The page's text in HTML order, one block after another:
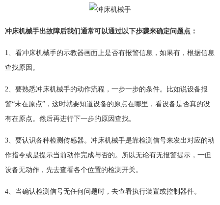
冲床机械手出故障后我们通常可以通过以下步骤来确定问题点：
1、看冲床机械手的示教器画面上是否有报警信息，如果有，根据信息
查找原因。
2、要熟悉冲床机械手的动作流程，一步一步的条件。比如说设备报
警“未在原点”，这时就要知道设备的原点在哪里，看设备是否真的没
有在原点。然后再进行下一步的原因查找。
3、要认识各种检测传感器。冲床机械手是靠检测信号来发出对应的动
作指令或是提示当前动作完成与否的。所以无论有无报警提示，一但
设备无动作，先去查看各个位置的检测开关。
4、当确认检测信号无任何问题时，去查看执行装置或控制器件。